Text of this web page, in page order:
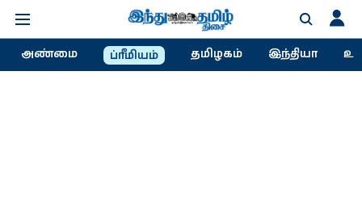
அண்மை ப்ரீமியம் தமிழகம் இந்தியா